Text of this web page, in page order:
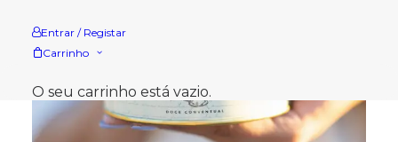
Entrar / Registar
Carrinho
O seu carrinho está vazio.